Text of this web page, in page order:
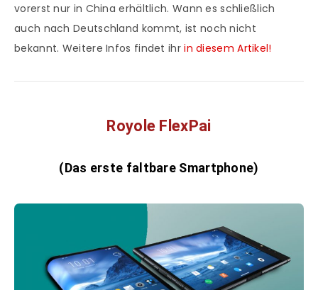
vorerst nur in China erhältlich. Wann es schließlich
auch nach Deutschland kommt, ist noch nicht
bekannt. Weitere Infos findet ihrin diesem Artikel!
Royole FlexPai
(Das erste faltbare Smartphone)